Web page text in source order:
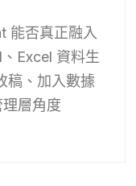
能否真正融入
Excel 資料生
稿、加入數據
層角度